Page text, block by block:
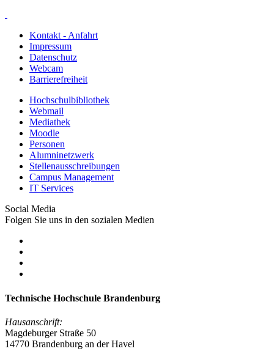
Kontakt - Anfahrt
Impressum
Datenschutz
Webcam
Barrierefreiheit
Hochschulbibliothek
Webmail
Mediathek
Moodle
Personen
Alumninetzwerk
Stellenausschreibungen
Campus Management
IT Services
Social Media
Folgen Sie uns in den sozialen Medien
Technische Hochschule Brandenburg
Hausanschrift:
Magdeburger Straße 50
14770 Brandenburg an der Havel